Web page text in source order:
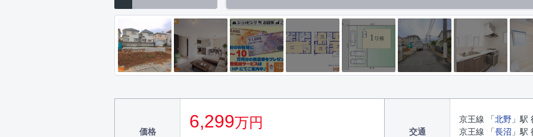
価格
6,299万円
交通
京王線 「北野 」駅
京王線 「長沼 」駅